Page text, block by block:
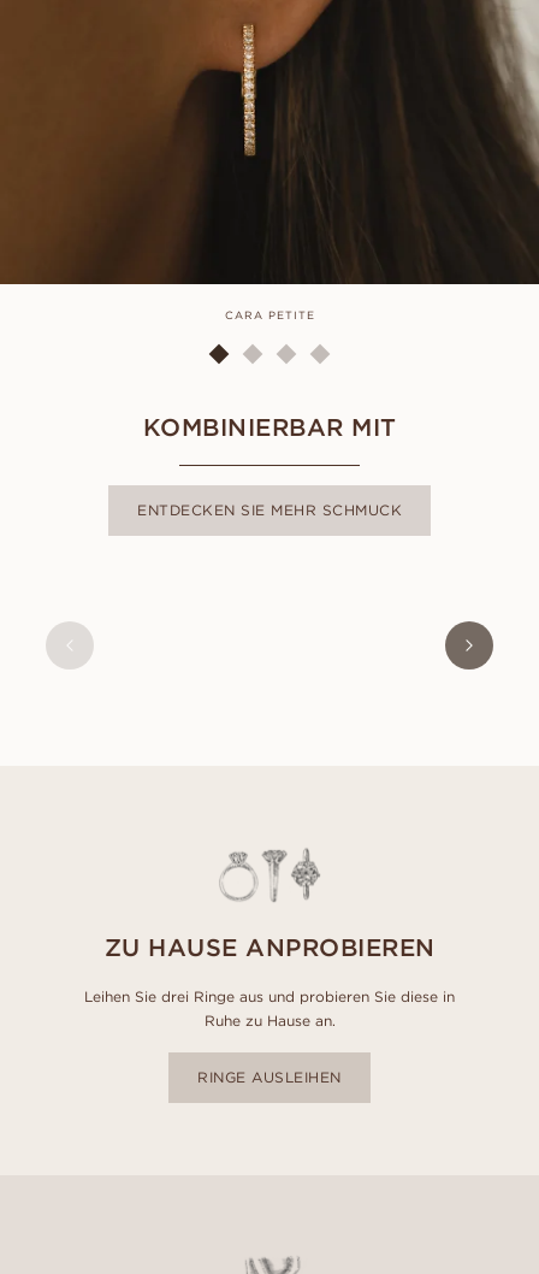
CARA PETITE
KOMBINIERBAR MIT
ENTDECKEN SIE MEHR SCHMUCK
ZU HAUSE ANPROBIEREN
Leihen Sie drei Ringe aus und probieren Sie diese in
Ruhe zu Hause an.
RINGE AUSLEIHEN